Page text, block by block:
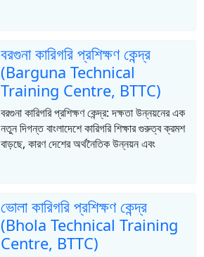
বরগুনা কারিগরি প্রশিক্ষণ কেন্দ্র
(Barguna Technical
Training Centre, BTTC)
বরগুনা কারিগরি প্রশিক্ষণ কেন্দ্র: দক্ষতা উন্নয়নের এক
নতুন দিগন্ত বাংলাদেশে কারিগরি শিক্ষার গুরুত্ব ক্রমশ
বাড়ছে, কারণ দেশের অর্থনৈতিক উন্নয়ন এবং
ভোলা কারিগরি প্রশিক্ষণ কেন্দ্র
(Bhola Technical Training
Centre, BTTC)